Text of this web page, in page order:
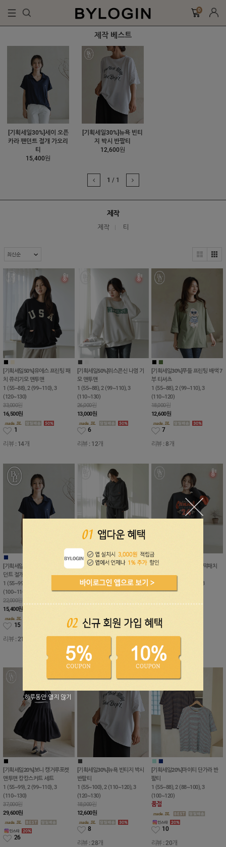
0
제작 베스트
[기획세일30%]세이 오픈
카라 팬던트 절개 가오리
티
15,400원
[기획세일30%]뉴욕 빈티
지 박시 반팔티
12,600원
1 / 1
제작
제작 티
■
[기획세일50%]유에스 프린팅 패
치 쮸리기모 맨투맨
1 (55~88), 2 (99~110), 3
(120~130)
33,000원
16,500원
1
리뷰 : 14개
■
[기획세일50%]위스콘신 나염 기
모 맨투맨
1 (55~88), 2 (99~110), 3
(110~130)
26,000원
13,000원
6
리뷰 : 12개
■ ■
[기획세일30%]푸들 프린팅 배색 7
부 티셔츠
1 (55~88), 2 (99~110), 3
(110~120)
18,000원
12,600원
7
리뷰 : 8개
■
[기획세일30%]세이 오픈 카라 팬
던트 절개 가오리티
1 (55~99), 2 (99~100), 3
(100~110)
22,000원
15,400원
15
리뷰 : 21개
■■
윈터 패치 후리스 후드 조거팬츠
세트
상의 1 (55~99), 2 (99~110)하의
1 (55~66), 2 (77~88), 3
47,600 원
리뷰 : 3개
■
[기획세일50%]시카고 빵떡패치
프린팅 기모 맨투맨
1 (55~88), 2 (99~110), 3
(110~130)
■
[기획세일20%]보니 캥거루포켓
맨투맨 캉캉스커트 세트
1 (55~99), 2 (99~110), 3
(110~130)
37,000원
29,600원
26
■
[기획세일30%]뉴욕 빈티지 박시
반팔티
1 (55~100), 2 (110~120), 3
(120~130)
18,000원
12,600원
8
리뷰 : 28개
■ ■
[기획세일20%]마이티 단가라 반
팔티
1 (55~88), 2 (88~100), 3
(100~120)
품절
10
리뷰 : 20개
하루동안 열지 않기